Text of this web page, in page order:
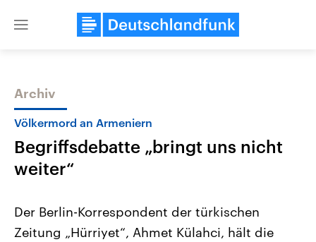
Close
Themen
Archiv
Völkermord an Armeniern
Begriffsdebatte „bringt uns nicht
weiter“
Der Berlin-Korrespondent der türkischen
Zeitung „Hürriyet“, Ahmet Külahci, hält die